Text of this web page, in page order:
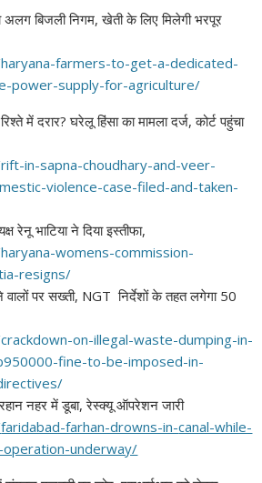
अलग बिजली निगम, खेती के लिए मिलेगी भरपूर
farmers-to-get-a-dedicated-
power-supply-for-agriculture/
में दरार? घरेलू हिंसा का मामला दर्ज, कोर्ट पहुंचा
in-sapna-choudhary-and-veer-
violence-case-filed-and-taken-
रेनू भाटिया ने दिया इस्तीफा,
womens-commission-
resigns/
पर सख्ती, NGT निर्देशों के तहत लगेगा 50
crackdown-on-illegal-waste-dumping-in-
fine-to-be-imposed-in-
नहर में डूबा, रेस्क्यू ऑपरेशन जारी
faridabad-farhan-drowns-in-canal-while-
operation-underway/